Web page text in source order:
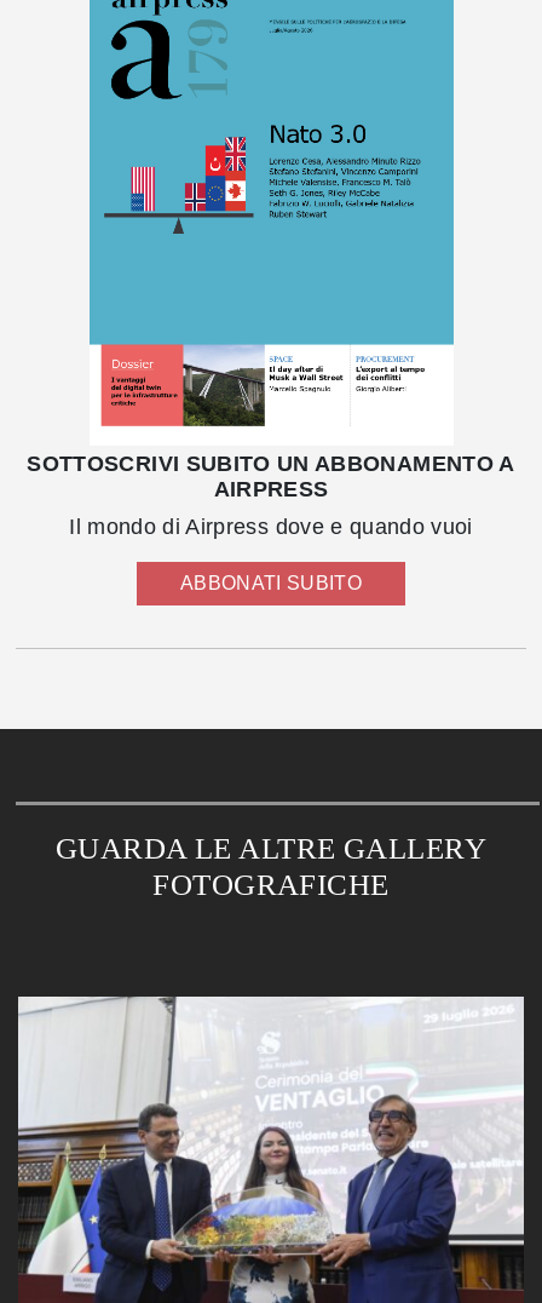
SOTTOSCRIVI SUBITO UN ABBONAMENTO A
AIRPRESS
Il mondo di Airpress dove e quando vuoi
ABBONATI SUBITO
GUARDA LE ALTRE GALLERY
FOTOGRAFICHE